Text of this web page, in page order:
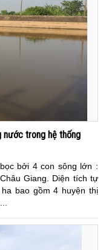
nước trong hệ thống
bởi 4 con sông lớn :
Giang. Diện tích tự
bao gồm 4 huyện thị